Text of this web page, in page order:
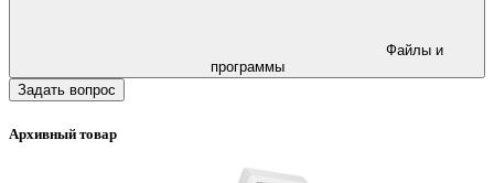
программы
Задать вопрос
Архивный товар